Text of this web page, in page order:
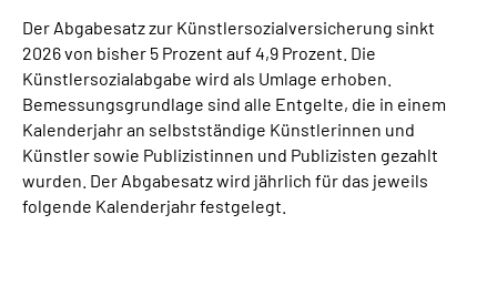
Der Abgabesatz zur Künstlersozialversicherung sinkt
2026 von bisher 5 Prozent auf 4,9 Prozent. Die
Künstlersozialabgabe wird als Umlage erhoben.
Bemessungsgrundlage sind alle Entgelte, die in einem
Kalenderjahr an selbstständige Künstlerinnen und
Künstler sowie Publizistinnen und Publizisten gezahlt
wurden. Der Abgabesatz wird jährlich für das jeweils
folgende Kalenderjahr festgelegt.